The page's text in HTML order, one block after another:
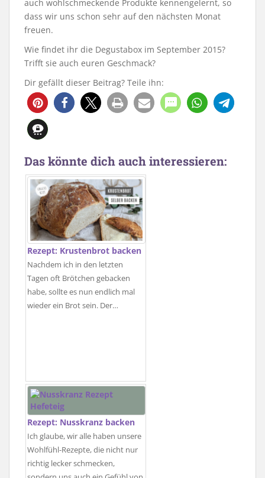
auch wohlschmeckende Produkte kennengelernt, so
dass wir uns schon sehr auf den nächsten Monat
freuen.
Wie findet ihr die Degustabox im September 2015?
Trifft sie auch euren Geschmack?
Dir gefällt dieser Beitrag? Teile ihn:
Das könnte dich auch interessieren:
Rezept: Krustenbrot backen
Nachdem ich in den letzten
Tagen oft Brötchen gebacken
habe, sollte es nun endlich mal
wieder ein Brot sein. Der…
Rezept: Nusskranz backen
Ich glaube, wir alle haben unsere
Wohlfühl-Rezepte, die nicht nur
richtig lecker schmecken,